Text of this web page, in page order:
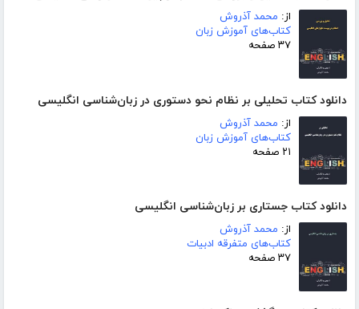
از: محمد آذروش
کتاب‌های آموزش زبان
۳۷ صفحه
دانلود کتاب تحلیلی بر نظام نحو دستوری در زبان‌شناسی انگلیسی
از: محمد آذروش
کتاب‌های آموزش زبان
۲۱ صفحه
دانلود کتاب جستاری بر زبان‌شناسی انگلیسی
از: محمد آذروش
کتاب‌های متفرقه ادبیات
۳۷ صفحه